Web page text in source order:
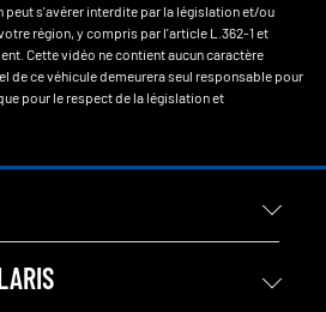
s'avérer interdite par la législation et/ou
région, y compris par l'article L.362-1 et
Cette vidéo ne contient aucun caractère
de ce véhicule demeurera seul responsable pour
pour le respect de la législation et